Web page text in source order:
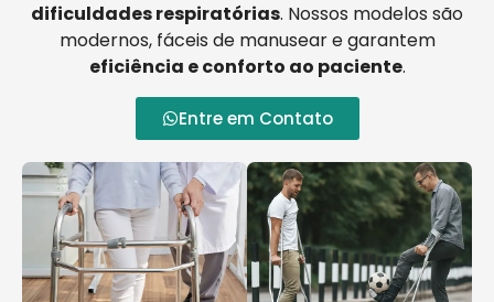
dificuldades respiratórias. Nossos modelos são
modernos, fáceis de manusear e garantem
eficiência e conforto ao paciente.
Entre em Contato